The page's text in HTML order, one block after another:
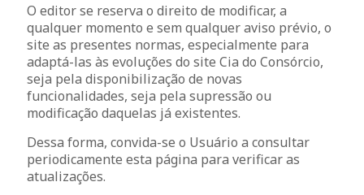
O editor se reserva o direito de modificar, a
qualquer momento e sem qualquer aviso prévio, o
site as presentes normas, especialmente para
adaptá-las às evoluções do site Cia do Consórcio,
seja pela disponibilização de novas
funcionalidades, seja pela supressão ou
modificação daquelas já existentes.
Dessa forma, convida-se o Usuário a consultar
periodicamente esta página para verificar as
atualizações.